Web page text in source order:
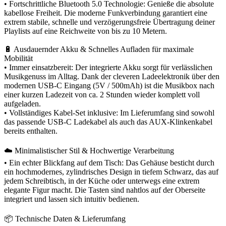
• Fortschrittliche Bluetooth 5.0 Technologie: Genieße die absolute
kabellose Freiheit. Die moderne Funkverbindung garantiert eine
extrem stabile, schnelle und verzögerungsfreie Übertragung deiner
Playlists auf eine Reichweite von bis zu 10 Metern.
🔋 Ausdauernder Akku & Schnelles Aufladen für maximale
Mobilität
• Immer einsatzbereit: Der integrierte Akku sorgt für verlässlichen
Musikgenuss im Alltag. Dank der cleveren Ladeelektronik über den
modernen USB-C Eingang (5V / 500mAh) ist die Musikbox nach
einer kurzen Ladezeit von ca. 2 Stunden wieder komplett voll
aufgeladen.
• Vollständiges Kabel-Set inklusive: Im Lieferumfang sind sowohl
das passende USB-C Ladekabel als auch das AUX-Klinkenkabel
bereits enthalten.
☁️ Minimalistischer Stil & Hochwertige Verarbeitung
• Ein echter Blickfang auf dem Tisch: Das Gehäuse besticht durch
ein hochmodernes, zylindrisches Design in tiefem Schwarz, das auf
jedem Schreibtisch, in der Küche oder unterwegs eine extrem
elegante Figur macht. Die Tasten sind nahtlos auf der Oberseite
integriert und lassen sich intuitiv bedienen.
📦 Technische Daten & Lieferumfang